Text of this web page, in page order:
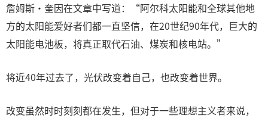
詹姆斯·奎因在文章中写道：“阿尔科太阳能和全球其他地
方的太阳能爱好者们都一直坚信，在20世纪90年代，巨大的
太阳能电池板，将真正取代石油、煤炭和核电站。”
将近40年过去了，光伏改变着自己，也改变着世界。
改变虽然时时刻刻都在发生，但对于一些理想主义者来说，